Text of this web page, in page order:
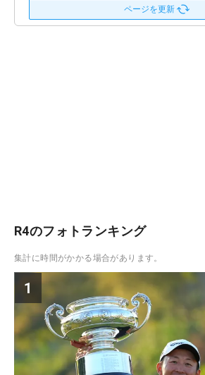
ページを更新
R4のフォトランキング
集計に時間がかかる場合があります。
1